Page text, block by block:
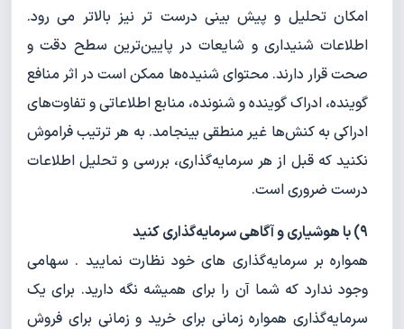
امکان تحلیل و پیش بینی درست تر نیز بالاتر می رود.
اطلاعات شنیداری و شایعات در پایین‌ترین سطح دقت و
صحت قرار دارند. محتوای شنیده‌ها ممکن است در اثر منافع
گوینده، ادراک گوینده و شنونده، منابع اطلاعاتی و تفاوت‌های
ادراکی به کنش‌ها غیر منطقی بینجامد. به هر ترتیب فراموش
نکنید که قبل از هر سرمایه‌گذاری، بررسی و تحلیل اطلاعات
درست ضروری است.
۹) با هوشیاری و آگاهی سرمایه‌گذاری کنید
همواره بر سرمایه‌گذاری های خود نظارت نمایید . سهامی
وجود ندارد که شما آن را برای همیشه نگه دارید. برای یک
سرمایه‌گذاری همواره زمانی برای خرید و زمانی برای فروش